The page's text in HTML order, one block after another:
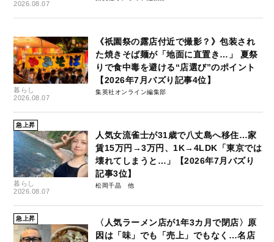
2026.08.07
暮らし
2026.08.07
《祇園祭の露店付近で撮影？》包装され
た焼きそば麺が「地面に直置き…」 夏祭
りで食中毒を避ける“店選び”のポイント
【2026年7月バズり記事4位】
集英社オンライン編集部
急上昇
暮らし
2026.08.07
人気女流雀士が31歳で八丈島へ移住…家
賃15万円→3万円、1K→4LDK「東京では
壊れてしまうと…」【2026年7月バズり
記事3位】
松岡千晶
急上昇
〈人気ラーメン店が1年3カ月で閉店〉原
因は「味」でも「売上」でもなく…名店